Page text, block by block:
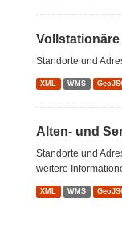
Standorte und
XML WMS
Alten- und
Standorte und
weitere
XML WMS